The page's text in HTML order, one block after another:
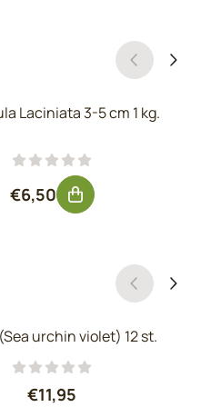
Laciniata 3-5 cm 1 kg.
Preis: 6,50, ohne MwSt.: 5,37
€6,50
urchin violet) 12 st.
Preis: 11,95, ohne MwSt.:
€11,95